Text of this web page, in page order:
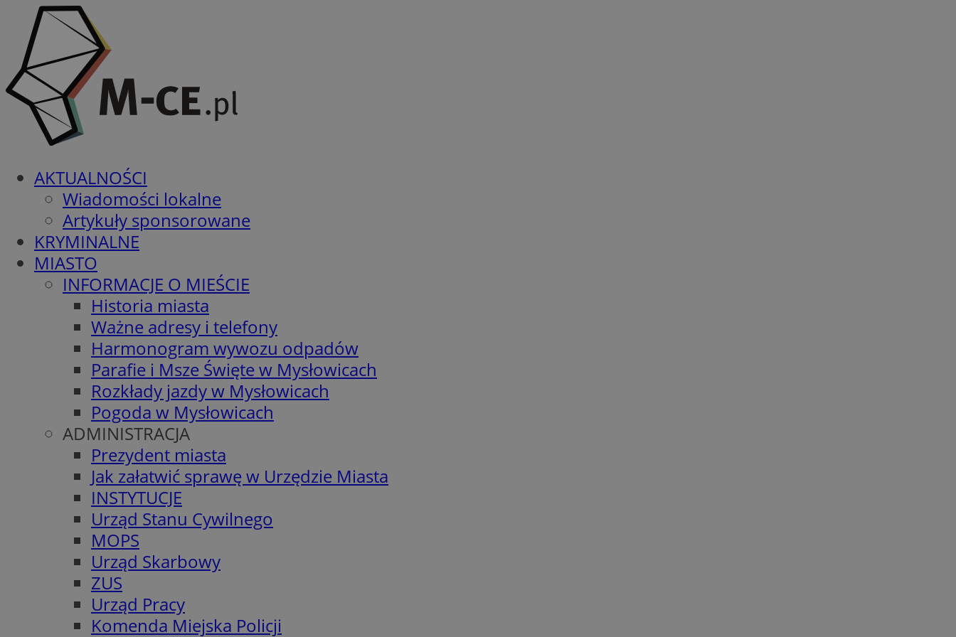
AKTUALNOŚCI
Wiadomości lokalne
Artykuły sponsorowane
KRYMINALNE
MIASTO
INFORMACJE O MIEŚCIE
Historia miasta
Ważne adresy i telefony
Harmonogram wywozu odpadów
Parafie i Msze Święte w Mysłowicach
Rozkłady jazdy w Mysłowicach
Pogoda w Mysłowicach
ADMINISTRACJA
Prezydent miasta
Jak załatwić sprawę w Urzędzie Miasta
INSTYTUCJE
Urząd Stanu Cywilnego
MOPS
Urząd Skarbowy
ZUS
Urząd Pracy
Komenda Miejska Policji